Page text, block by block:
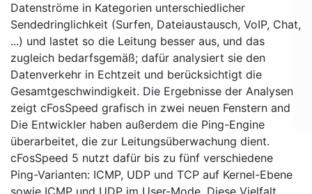
Datenströme in Kategorien unterschiedlicher
Sendedringlichkeit (Surfen, Dateiaustausch, VoIP, Chat,
...) und lastet so die Leitung besser aus, und das
zugleich bedarfsgemäß; dafür analysiert sie den
Datenverkehr in Echtzeit und berücksichtigt die
Gesamtgeschwindigkeit. Die Ergebnisse der Analysen
zeigt cFosSpeed grafisch in zwei neuen Fenstern and
Die Entwickler haben außerdem die Ping-Engine
überarbeitet, die zur Leitungsüberwachung dient.
cFosSpeed 5 nutzt dafür bis zu fünf verschiedene
Ping-Varianten: ICMP, UDP und TCP auf Kernel-Ebene
sowie ICMP und UDP im User-Mode. Diese Vielfalt